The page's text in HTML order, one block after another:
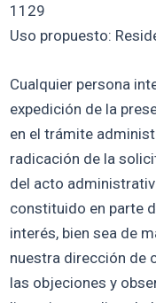
1129
Uso propuesto:
Cualquier persona
expedición de la
en el trámite
radicación de la
del acto
constituido en parte
interés, bien sea de
nuestra dirección de
las objeciones y